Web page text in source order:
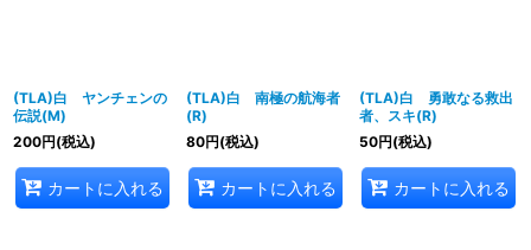
(TLA)白 ヤンチェンの
伝説(M)
200円(税込)
カートに入れる
(TLA)白 南極の航海者
(R)
80円(税込)
カートに入れる
(TLA)白 勇敢なる救出
者、スキ(R)
50円(税込)
カートに入れる